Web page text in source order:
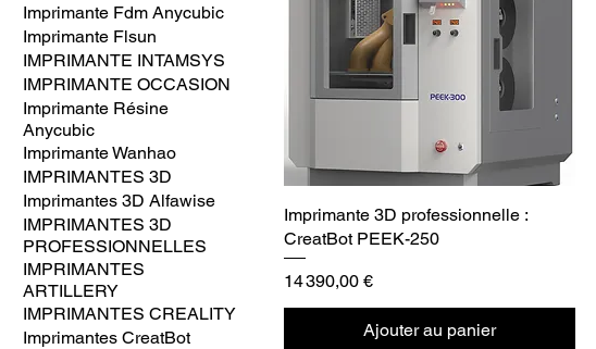
Imprimante Fdm Anycubic
Imprimante Flsun
IMPRIMANTE INTAMSYS
IMPRIMANTE OCCASION
Imprimante Résine
Anycubic
Imprimante Wanhao
IMPRIMANTES 3D
Imprimantes 3D Alfawise
IMPRIMANTES 3D
PROFESSIONNELLES
IMPRIMANTES
ARTILLERY
IMPRIMANTES CREALITY
Imprimantes CreatBot
Imprimante 3D professionnelle :
CreatBot PEEK-250
Prix
14 390,00 €
Ajouter au panier